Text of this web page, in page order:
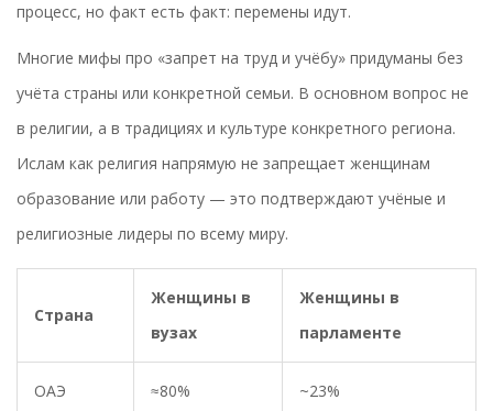
процесс, но факт есть факт: перемены идут.
Многие мифы про «запрет на труд и учёбу» придуманы без
учёта страны или конкретной семьи. В основном вопрос не
в религии, а в традициях и культуре конкретного региона.
Ислам как религия напрямую не запрещает женщинам
образование или работу — это подтверждают учёные и
религиозные лидеры по всему миру.
Страна
Женщины в
вузах
Женщины в
парламенте
ОАЭ ≈80% ~23%